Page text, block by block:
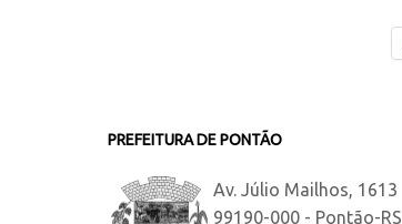
PREFEITURA DE PONTÃO
Av. Júlio Mailhos, 1613
99190-000 - Pontão-RS